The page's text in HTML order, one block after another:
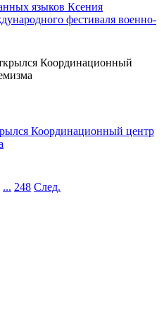
языков Ксения
фестиваля военно-
Координационный центр
... 248 След.